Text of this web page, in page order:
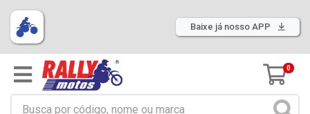
Baixe já nosso APP
0